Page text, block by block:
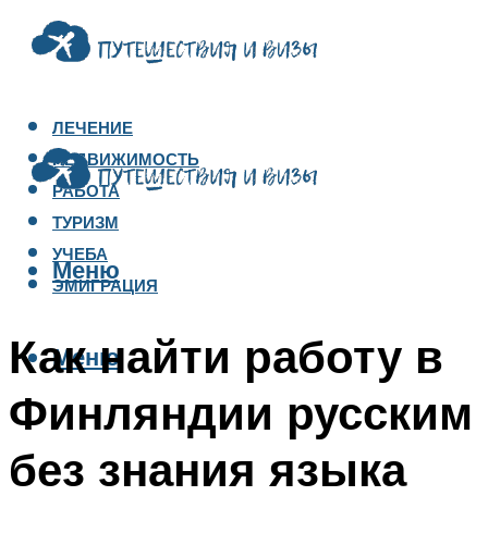
ЛЕЧЕНИЕ
НЕДВИЖИМОСТЬ
РАБОТА
ТУРИЗМ
УЧЕБА
ЭМИГРАЦИЯ
Меню
Меню
Как найти работу в
Финляндии русским
без знания языка